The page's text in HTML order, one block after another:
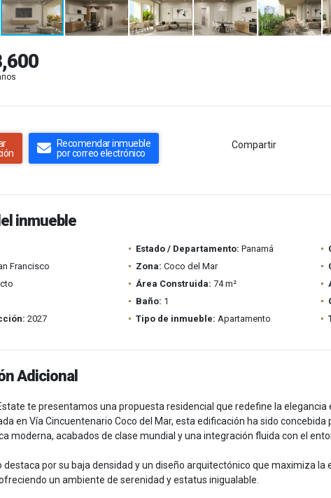
Recomendar inmueble
por correo electrónico
Compartir
inmueble
Estado / Departamento: Panamá
Francisco Zona: Coco del Mar
Área Construida: 74 m²
Baño: 1
2027 Tipo de inmueble: Apartamento
Adicional
te presentamos una propuesta residencial que redefine la elegancia
en Vía Cincuentenario Coco del Mar, esta edificación ha sido
moderna, acabados de clase mundial y una integración fluida con el
destaca por su baja densidad y un diseño arquitectónico que maximiza la
un ambiente de serenidad y estatus inigualable.